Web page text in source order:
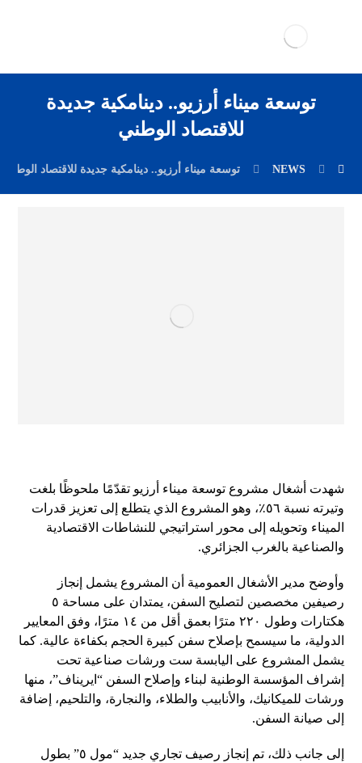
توسعة ميناء أرزيو.. دينامكية جديدة
للاقتصاد الوطني
NEWS توسعة ميناء أرزيو.. دينامكية جديدة للاقتصاد الوطني
شهدت أشغال مشروع توسعة ميناء أرزيو تقدّمًا ملحوظًا بلغت
وتيرته نسبة ٥٦٪، وهو المشروع الذي يتطلع إلى تعزيز قدرات
الميناء وتحويله إلى محور استراتيجي للنشاطات الاقتصادية
والصناعية بالغرب الجزائري.
وأوضح مدير الأشغال العمومية أن المشروع يشمل إنجاز
رصيفين مخصصين لتصليح السفن، يمتدان على مساحة ٥
هكتارات وطول ٢٢٠ مترًا بعمق أقل من ١٤ مترًا، وفق المعايير
الدولية، ما سيسمح بإصلاح سفن كبيرة الحجم بكفاءة عالية. كما
يشمل المشروع على اليابسة ست ورشات صناعية تحت
إشراف المؤسسة الوطنية لبناء وإصلاح السفن “ايريناف”، منها
ورشات للميكانيك، والأنابيب والطلاء، والنجارة، والتلحيم، إضافة
إلى صيانة السفن.
إلى جانب ذلك، تم إنجاز رصيف تجاري جديد “مول ٥” بطول